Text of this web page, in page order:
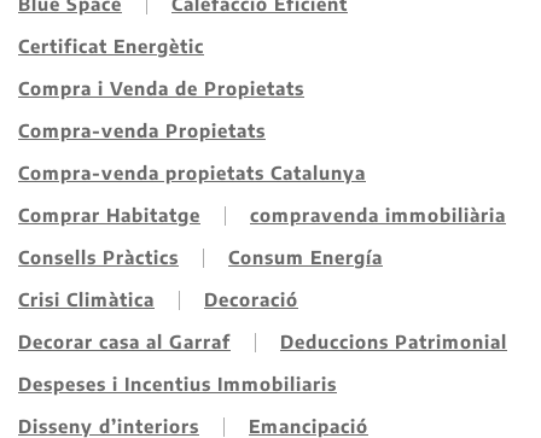
Certificat Energètic
Compra i Venda de Propietats
Compra-venda Propietats
Compra-venda propietats Catalunya
Comprar Habitatge
compravenda immobiliària
Consells Pràctics
Consum Energía
Crisi Climàtica
Decoració
Decorar casa al Garraf
Deduccions Patrimonial
Despeses i Incentius Immobiliaris
Disseny d’interiors
Emancipació